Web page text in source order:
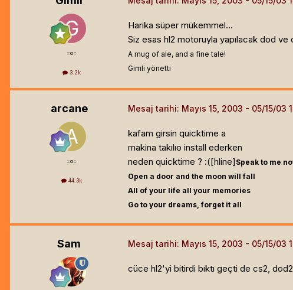
=o=
3.2k
Harika süper mükemmel...
Siz esas hl2 motoruyla yapılacak dod ve
A mug of ale, and a fine tale!
Gimli yönetti
arcane
=o=
44.3k
Mesaj tarihi: Mayıs 15, 2003
kafam girsin quicktime a
makina takılıo install ederken
neden quicktime ? :([hline] Speak to me
Open a door and the moon will fall
All of your life all your memories
Go to your dreams, forget it all
Sam Mesaj tarihi: Mayıs 15, 2003
cüce hl2'yi bitirdi bıktı geçti de cs2,